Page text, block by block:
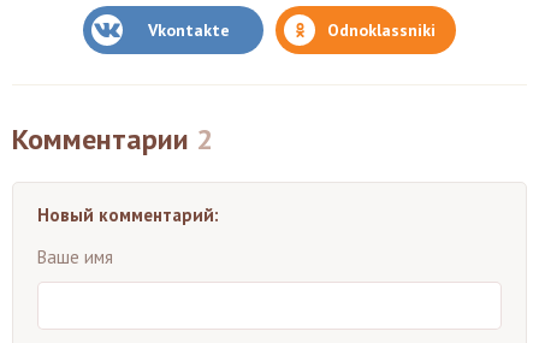
Vkontakte Odnoklassniki
Комментарии 2
Новый комментарий:
Ваше имя